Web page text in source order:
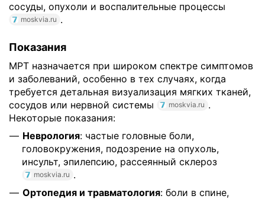
сосуды, опухоли и воспалительные процессы
moskvia.ru .
Показания
МРТ назначается при широком спектре симптомов
и заболеваний, особенно в тех случаях, когда
требуется детальная визуализация мягких тканей,
сосудов или нервной системы
moskvia.ru .
Некоторые показания:
Неврология: частые головные боли,
головокружения, подозрение на опухоль,
инсульт, эпилепсию, рассеянный склероз
moskvia.ru .
Ортопедия и травматология: боли в спине,